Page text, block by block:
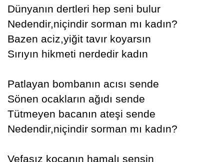
Dünyanın dertleri hep seni bulur
Nedendir,niçindir sorman mı kadın?
Bazen aciz,yiğit tavır koyarsın
Sırıyın hikmeti nerdedir kadın
Patlayan bombanın acısı sende
Sönen ocakların ağıdı sende
Tütmeyen bacanın ateşi sende
Nedendir,niçindir sorman mı kadın?
Vefasız kocanın hamalı sensin